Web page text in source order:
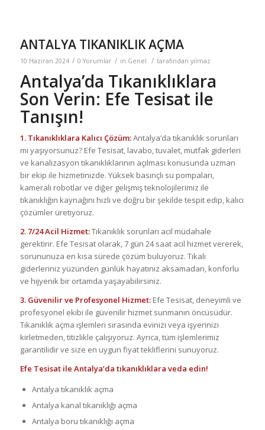
ANTALYA TIKANIKLIK AÇMA
10 Haziran 2024 / 0 Yorumlar / in Genel / tarafından yilmaz
Antalya’da Tıkanıklıklara
Son Verin: Efe Tesisat ile
Tanışın!
1. Tıkanıklıklara Kalıcı Çözüm:Antalya’da tıkanıklık sorunları
mı yaşıyorsunuz? Efe Tesisat, lavabo, tuvalet, mutfak giderleri
ve kanalizasyon tıkanıklıklarının açılması konusunda uzman
bir ekip ile hizmetinizde. Yüksek basınçlı su pompaları,
kameralı robotlar ve diğer gelişmiş teknolojilerimiz ile
tıkanıklığın kaynağını hızlı ve doğru bir şekilde tespit edip, kalıcı
çözümler üretiyoruz.
2. 7/24 Acil Hizmet:Tıkanıklık sorunları acil müdahale
gerektirir. Efe Tesisat olarak, 7 gün 24 saat acil hizmet vererek,
sorununuza en kısa sürede çözüm buluyoruz. Tıkalı
giderleriniz yüzünden günlük hayatınız aksamadan, konforlu
ve hijyenik bir ortamda yaşayabilirsiniz.
3. Güvenilir ve Profesyonel Hizmet:Efe Tesisat, deneyimli ve
profesyonel ekibi ile güvenilir hizmet sunmanın öncüsüdür.
Tıkanıklık açma işlemleri sırasında evinizi veya işyerinizi
kirletmeden, titizlikle çalışıyoruz. Ayrıca, tüm işlemlerimiz
garantilidir ve size en uygun fiyat tekliflerini sunuyoruz.
Efe Tesisat ile Antalya’da tıkanıklıklara veda edin!
Antalya tıkanıklık açma
Antalya kanal tıkanıklığı açma
Antalya boru tıkanıklığı açma